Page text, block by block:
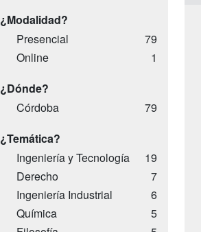
¿Modalidad?
Presencial
79
Online
1
¿Dónde?
Córdoba
79
¿Temática?
Ingeniería y Tecnología
19
Derecho
7
Ingeniería Industrial
6
Química
5